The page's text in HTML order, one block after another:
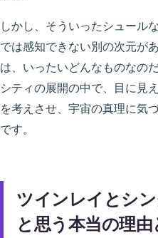
しかし、そういったシュール
では感知できない別の次元が
は、いったいどんなものなの
シティの展開の中で、目に見
を考えさせ、宇宙の真理に気
です。
ツインレイとシ
と思う本当の理